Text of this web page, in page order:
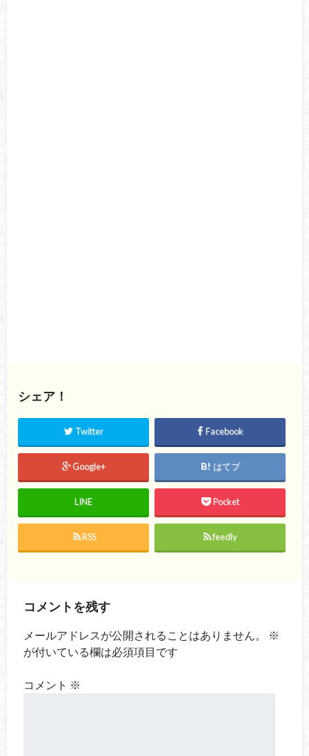
シェア！
Twitter Facebook
Google+ はてブ
LINE Pocket
RSS feedly
コメントを残す
メールアドレスが公開されることはありません。
※
が付いている欄は必須項目です
コメント ※